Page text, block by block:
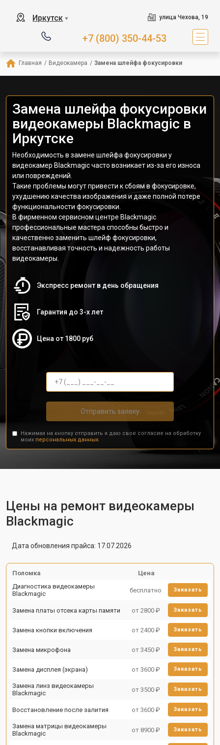
Иркутск ▼ улица Чехова, 19
+7 (800) 350-44-53
Главная / Видеокамера / Замена шлейфа фокусировки
Замена шлейфа фокусировки
видеокамеры Blackmagic в
Иркутске
Необходимость в замене шлейфа фокусировки у
видеокамер Blackmagic часто возникает из-за его износа
или повреждений.
Такие проблемы могут привести к сбоям в фокусировке,
ухудшению качества изображения и даже полной потере
функциональности фокусировки.
В фирменном сервисном центре Blackmagic
профессиональные мастера способны быстро и
качественно заменить шлейф фокусировки,
восстанавливая точность и надежность работы
видеокамеры.
Экспресс ремонт в день обращения
Гарантия до 3-х лет
Цена от 1800 руб
Отправить заявку
Нажимая на кнопку отправить я даю свое согласие на обработку
моих персональных данных.
Цены на ремонт видеокамеры
Blackmagic
Дата обновления прайса: 17.07.2026
Поломка
Цена
Диагностика видеокамеры
Blackmagic
бесплатно Заказать
Замена платы отсека карты памяти от 2800 ₽ Заказать
Замена кнопки включения от 2400 ₽ Заказать
Замена микрофона от 3450 ₽ Заказать
Замена дисплея (экрана) от 3600 ₽ Заказать
Замена линз видеокамеры
Blackmagic
от 3500 ₽ Заказать
Восстановление после залития от 3600 ₽ Заказать
Замена матрицы видеокамеры
Blackmagic
от 8900 ₽ Заказать